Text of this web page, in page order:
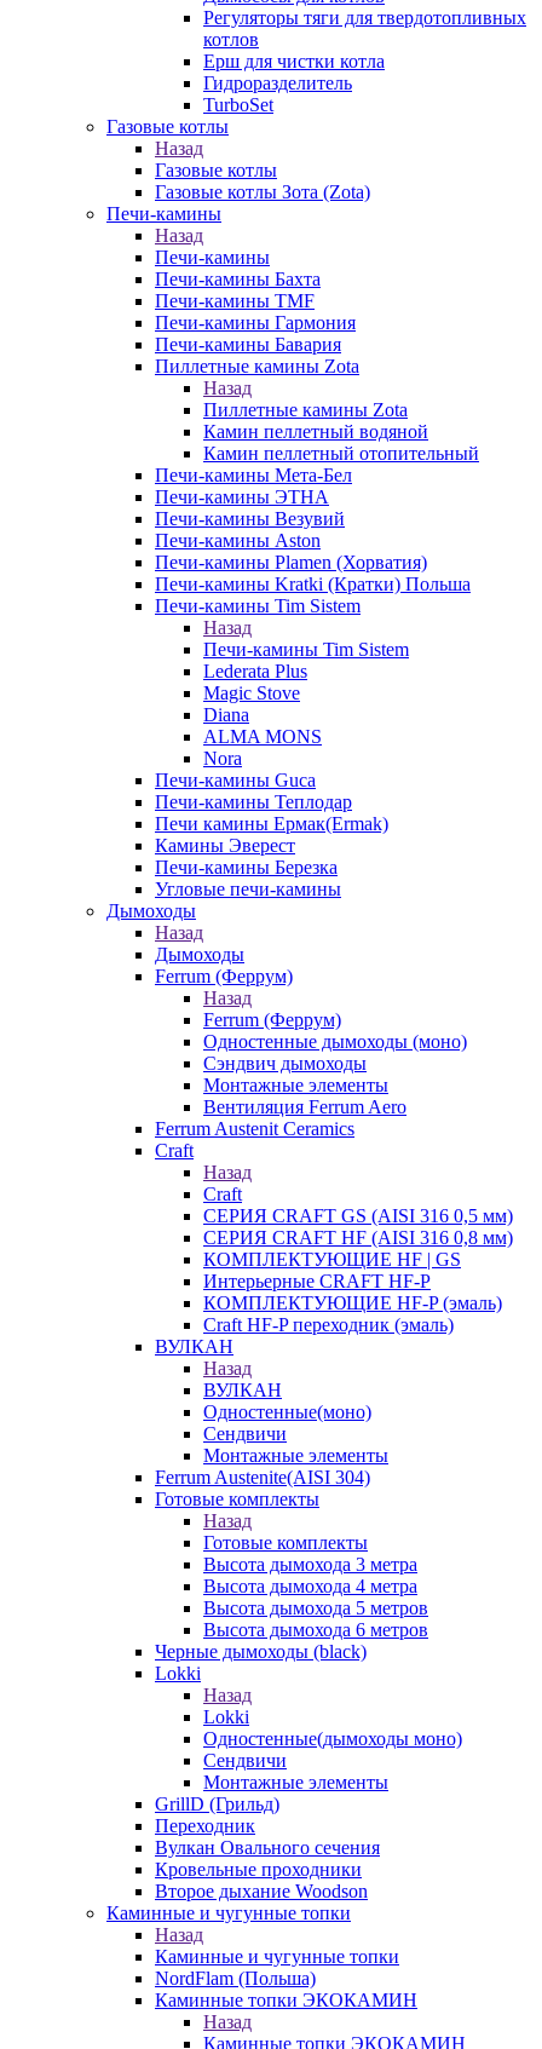
Регуляторы тяги для твердотопливных
котлов
Ерш для чистки котла
Гидроразделитель
TurboSet
Газовые котлы
Назад
Газовые котлы
Газовые котлы Зота (Zota)
Печи-камины
Назад
Печи-камины
Печи-камины Бахта
Печи-камины TMF
Печи-камины Гармония
Печи-камины Бавария
Пиллетные камины Zota
Назад
Пиллетные камины Zota
Камин пеллетный водяной
Камин пеллетный отопительный
Печи-камины Мета-Бел
Печи-камины ЭТНА
Печи-камины Везувий
Печи-камины Aston
Печи-камины Plamen (Хорватия)
Печи-камины Kratki (Кратки) Польша
Печи-камины Tim Sistem
Назад
Печи-камины Tim Sistem
Lederata Plus
Magic Stove
Diana
ALMA MONS
Nora
Печи-камины Guca
Печи-камины Теплодар
Печи камины Ермак(Ermak)
Камины Эверест
Печи-камины Березка
Угловые печи-камины
Дымоходы
Назад
Дымоходы
Ferrum (Феррум)
Назад
Ferrum (Феррум)
Одностенные дымоходы (моно)
Сэндвич дымоходы
Монтажные элементы
Вентиляция Ferrum Aero
Ferrum Austenit Ceramics
Craft
Назад
Craft
СЕРИЯ CRAFT GS (AISI 316 0,5 мм)
СЕРИЯ CRAFT HF (AISI 316 0,8 мм)
КОМПЛЕКТУЮЩИЕ HF | GS
Интерьерные CRAFT HF-P
КОМПЛЕКТУЮЩИЕ HF-P (эмаль)
Craft HF-P переходник (эмаль)
ВУЛКАН
Назад
ВУЛКАН
Одностенные(моно)
Сендвичи
Монтажные элементы
Ferrum Austenite(AISI 304)
Готовые комплекты
Назад
Готовые комплекты
Высота дымохода 3 метра
Высота дымохода 4 метра
Высота дымохода 5 метров
Высота дымохода 6 метров
Черные дымоходы (black)
Lokki
Назад
Lokki
Одностенные(дымоходы моно)
Сендвичи
Монтажные элементы
GrillD (Грильд)
Переходник
Вулкан Овального сечения
Кровельные проходники
Второе дыхание Woodson
Каминные и чугунные топки
Назад
Каминные и чугунные топки
NordFlam (Польша)
Каминные топки ЭКОКАМИН
Назад
Каминные топки ЭКОКАМИН